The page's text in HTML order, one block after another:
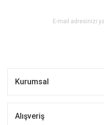
Kurumsal
Alışveriş